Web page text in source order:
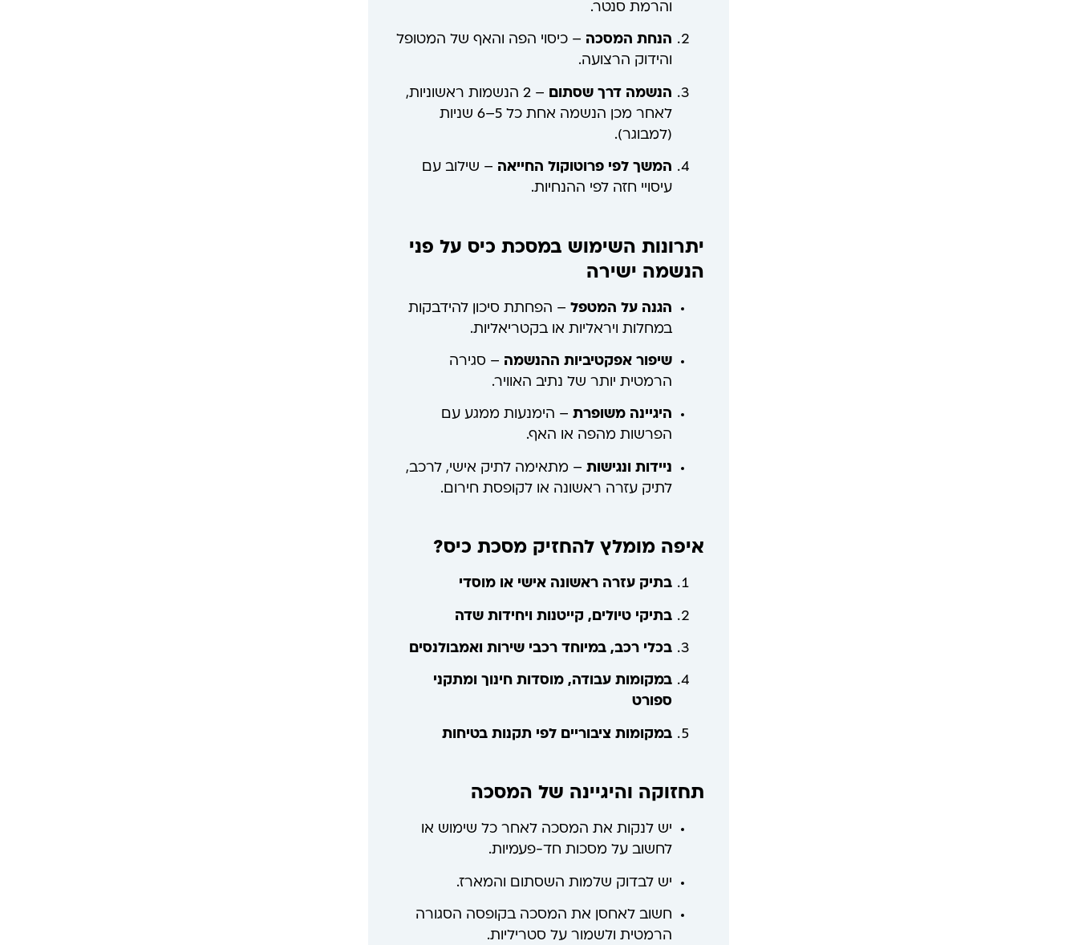
והרמת סנטר.
הנחת המסכה – כיסוי הפה והאף של המטופל
והידוק הרצועה.
הנשמה דרך שסתום
– 2 הנשמות ראשוניות,
לאחר מכן הנשמה אחת כל 5–6 שניות
(למבוגר).
המשך לפי פרוטוקול החייאה – שילוב עם
עיסויי חזה לפי ההנחיות.
יתרונות השימוש במסכת כיס על פני
הנשמה ישירה
הגנה על המטפל – הפחתת סיכון להידבקות
במחלות ויראליות או בקטריאליות.
שיפור אפקטיביות ההנשמה – סגירה
הרמטית יותר של נתיב האוויר.
היגיינה משופרת – הימנעות ממגע עם
הפרשות מהפה או האף.
ניידות ונגישות – מתאימה לתיק אישי, לרכב,
לתיק עזרה ראשונה או לקופסת חירום.
איפה מומלץ להחזיק מסכת כיס?
בתיק עזרה ראשונה אישי או מוסדי
בתיקי טיולים, קייטנות ויחידות שדה
בכלי רכב, במיוחד רכבי שירות ואמבולנסים
במקומות עבודה, מוסדות חינוך ומתקני
ספורט
במקומות ציבוריים לפי תקנות בטיחות
תחזוקה והיגיינה של המסכה
יש לנקות את המסכה לאחר כל שימוש או
לחשוב על מסכות חד-פעמיות.
יש לבדוק שלמות השסתום והמארז.
חשוב לאחסן את המסכה בקופסה הסגורה
הרמטית ולשמור על סטריליות.